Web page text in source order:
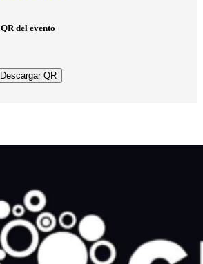
QR del evento
Descargar QR